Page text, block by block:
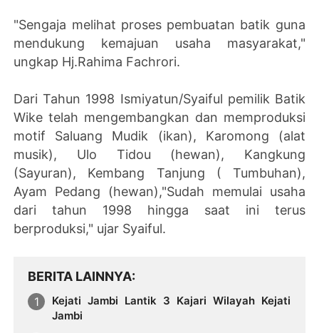
"Sengaja melihat proses pembuatan batik guna
mendukung kemajuan usaha masyarakat,"
ungkap Hj.Rahima Fachrori.
Dari Tahun 1998 Ismiyatun/Syaiful pemilik Batik
Wike telah mengembangkan dan memproduksi
motif Saluang Mudik (ikan), Karomong (alat
musik), Ulo Tidou (hewan), Kangkung
(Sayuran), Kembang Tanjung ( Tumbuhan),
Ayam Pedang (hewan),"Sudah memulai usaha
dari tahun 1998 hingga saat ini terus
berproduksi," ujar Syaiful.
BERITA LAINNYA
Kejati Jambi Lantik 3 Kajari Wilayah Kejati
Jambi